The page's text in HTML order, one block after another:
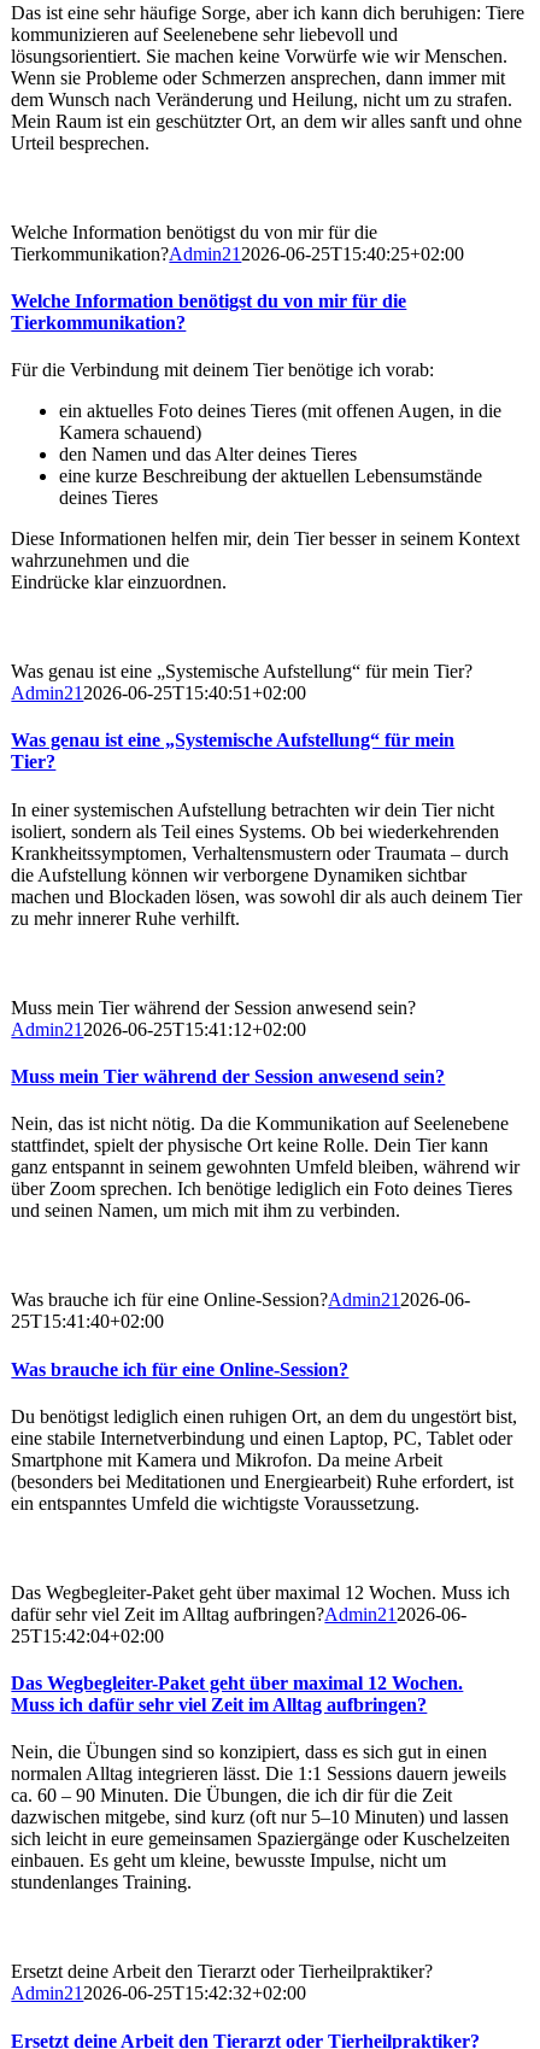
Das ist eine sehr häufige Sorge, aber ich kann dich beruhigen: Tiere
kommunizieren auf Seelenebene sehr liebevoll und
lösungsorientiert. Sie machen keine Vorwürfe wie wir Menschen.
Wenn sie Probleme oder Schmerzen ansprechen, dann immer mit
dem Wunsch nach Veränderung und Heilung, nicht um zu strafen.
Mein Raum ist ein geschützter Ort, an dem wir alles sanft und ohne
Urteil besprechen.
Welche Information benötigst du von mir für die
Tierkommunikation?Admin21 2026-06-25T15:40:25+02:00
Welche Information benötigst du von mir für die
Tierkommunikation?
Für die Verbindung mit deinem Tier benötige ich vorab:
ein aktuelles Foto deines Tieres (mit offenen Augen, in die
Kamera schauend)
den Namen und das Alter deines Tieres
eine kurze Beschreibung der aktuellen Lebensumstände
deines Tieres
Diese Informationen helfen mir, dein Tier besser in seinem Kontext
wahrzunehmen und die
Eindrücke klar einzuordnen.
Was genau ist eine „Systemische Aufstellung“ für mein Tier?
Admin21 2026-06-25T15:40:51+02:00
Was genau ist eine „Systemische Aufstellung“ für mein
Tier?
In einer systemischen Aufstellung betrachten wir dein Tier nicht
isoliert, sondern als Teil eines Systems. Ob bei wiederkehrenden
Krankheitssymptomen, Verhaltensmustern oder Traumata – durch
die Aufstellung können wir verborgene Dynamiken sichtbar
machen und Blockaden lösen, was sowohl dir als auch deinem Tier
zu mehr innerer Ruhe verhilft.
Muss mein Tier während der Session anwesend sein?
Admin21 2026-06-25T15:41:12+02:00
Muss mein Tier während der Session anwesend sein?
Nein, das ist nicht nötig. Da die Kommunikation auf Seelenebene
stattfindet, spielt der physische Ort keine Rolle. Dein Tier kann
ganz entspannt in seinem gewohnten Umfeld bleiben, während wir
über Zoom sprechen. Ich benötige lediglich ein Foto deines Tieres
und seinen Namen, um mich mit ihm zu verbinden.
Was brauche ich für eine Online-Session?Admin21 2026-06-
25T15:41:40+02:00
Was brauche ich für eine Online-Session?
Du benötigst lediglich einen ruhigen Ort, an dem du ungestört bist,
eine stabile Internetverbindung und einen Laptop, PC, Tablet oder
Smartphone mit Kamera und Mikrofon. Da meine Arbeit
(besonders bei Meditationen und Energiearbeit) Ruhe erfordert, ist
ein entspanntes Umfeld die wichtigste Voraussetzung.
Das Wegbegleiter-Paket geht über maximal 12 Wochen. Muss ich
dafür sehr viel Zeit im Alltag aufbringen?Admin21 2026-06-
25T15:42:04+02:00
Das Wegbegleiter-Paket geht über maximal 12 Wochen.
Muss ich dafür sehr viel Zeit im Alltag aufbringen?
Nein, die Übungen sind so konzipiert, dass es sich gut in einen
normalen Alltag integrieren lässt. Die 1:1 Sessions dauern jeweils
ca. 60 – 90 Minuten. Die Übungen, die ich dir für die Zeit
dazwischen mitgebe, sind kurz (oft nur 5–10 Minuten) und lassen
sich leicht in eure gemeinsamen Spaziergänge oder Kuschelzeiten
einbauen. Es geht um kleine, bewusste Impulse, nicht um
stundenlanges Training.
Ersetzt deine Arbeit den Tierarzt oder Tierheilpraktiker?
Admin21 2026-06-25T15:42:32+02:00
Ersetzt deine Arbeit den Tierarzt oder Tierheilpraktiker?